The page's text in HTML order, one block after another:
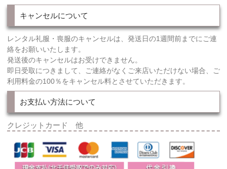
キャンセルについて
レンタル礼服・喪服のキャンセルは、発送日の1週間前までにご連
絡をお願いいたします。
発送後のキャンセルはお受けできません。
即日受取につきまして、ご連絡がなくご来店いただけない場合、ご
利用料金の100％をキャンセル料とさせていただきます。
お支払い方法について
クレジットカード 他